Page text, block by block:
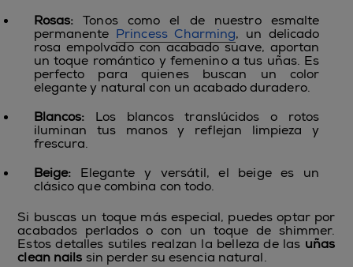
Rosas:Tonos como el de nuestro esmalte
permanente Princess Charming, un delicado
rosa empolvado con acabado suave, aportan
un toque romántico y femenino a tus uñas. Es
perfecto para quienes buscan un color
elegante y natural con un acabado duradero.
Blancos: Los blancos translúcidos o rotos
iluminan tus manos y reflejan limpieza y
frescura.
Beige: Elegante y versátil, el beige es un
clásico que combina con todo.
Si buscas un toque más especial, puedes optar por
acabados perlados o con un toque de shimmer.
Estos detalles sutiles realzan la belleza de las uñas
clean nails sin perder su esencia natural.